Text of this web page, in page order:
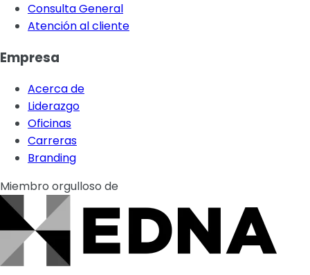
Consulta General
Atención al cliente
Empresa
Acerca de
Liderazgo
Oficinas
Carreras
Branding
Miembro orgulloso de